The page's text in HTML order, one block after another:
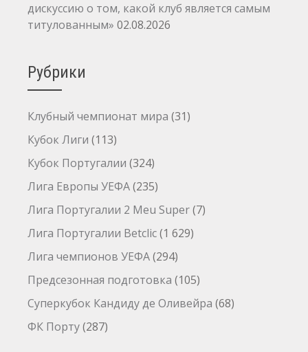
дискуссию о том, какой клуб является самым
титулованным» 02.08.2026
Рубрики
Клубный чемпионат мира (31)
Кубок Лиги (113)
Кубок Португалии (324)
Лига Европы УЕФА(235)
Лига Португалии 2 Meu Super(7)
Лига Португалии Betclic(1 629)
Лига чемпионов УЕФА(294)
Предсезонная подготовка (105)
Суперкубок Кандиду де Оливейра (68)
ФК Порту(287)